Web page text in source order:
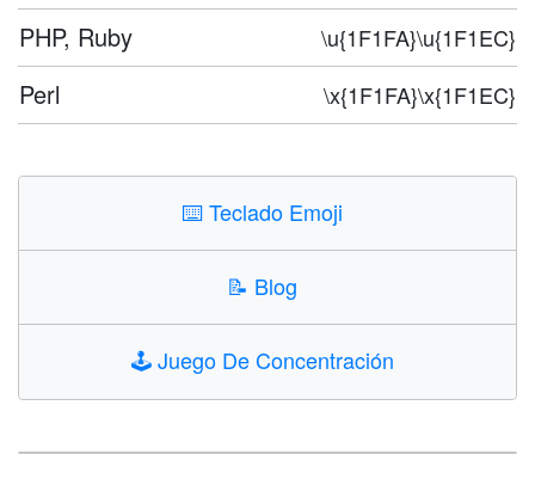
PHP, Ruby \u{1F1FA}\u{1F1EC}
Perl \x{1F1FA}\x{1F1EC}
⌨️Teclado Emoji
📝 Blog
🕹️Juego De Concentración